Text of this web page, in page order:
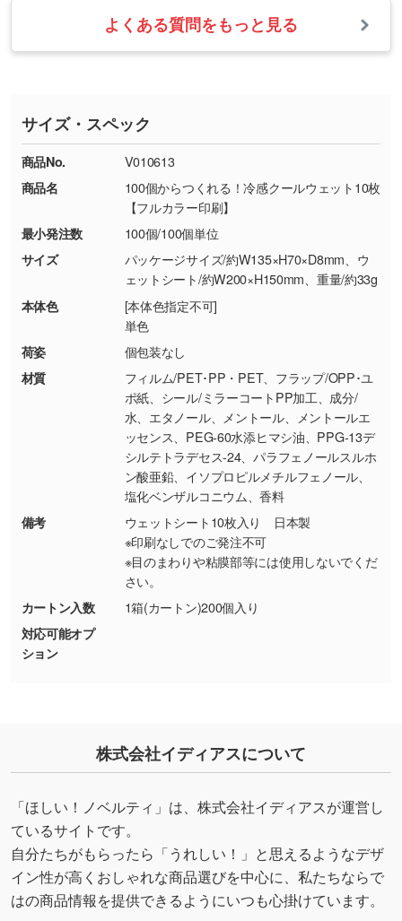
・1色印刷でグラデーションや濃淡を表現した
い
す。→詳しく見る
・コーポレートカラーを使って印刷したい／印
刷色にこだわりがある
DIC・PANTONEなどのカラーチップの指定や、
現物支給による色指定も承っております。→
しく見る
・背景がある画像からキャラクター部分だけを
使いたいです
シンプルな背景のデータや、使いたいキャラク
ター部分の輪郭がはっきりしているデータは切
り抜き処理が可能です。→詳しく見る
・持っているデータの背景が足りない／塗り足
しの作り方が分からない
印刷したいデータが印刷範囲よりも小さい場
合、シンプルな色・柄の背景であれば拡張が可
能です。→
詳しく見る
・デザインにQRコードを入れたい／QRコード
を生成してほしい
URLをご指定いただければ、QRコードを生成
いたします。配置のご相談にも応じています。
→
ない場合や仕上がりに影響しそうな場合は、ス
タッフから別の色をご案内することもございま
・お届け時に商品が損傷・故障している場合
・ご注文と異なる商品が届いた場合
・印刷不良があった場合
※詳しくは「商品の良品基準について
ください。
【返品・交換ができない場合】
・お客様の元で商品を加工された場合、または
商品が破損した場合
・商品到着後7日以上経過している場合
・お客様のご都合による返品・交換依頼(商
品・色・数量などの注文間違い等)
いたします。
お急ぎの場合はお電話でのご質問も受け付けて
TEL：0422-29-9911 営業時間10:00～
18:00(土日祝日除く)
お問い合わせフォームはこちら
よくある質問をもっと見る
サイズ・スペック
商品No.
V010613
商品名
100個からつくれる！冷感クールウェット10枚
【フルカラー印刷】
最小発注数
100個/100個単位
サイズ
パッケージサイズ/約W135×H70×D8mm、ウ
ェットシート/約W200×H150mm、重量/約33g
本体色
[本体色指定不可]
単色
荷姿
個包装なし
材質
フィルム/PET･PP・PET、フラップ/OPP･ユ
ポ紙、シール/ミラーコートPP加工、成分/
水、エタノール、メントール、メントールエ
ッセンス、PEG-60水添ヒマシ油、PPG-13デ
シルテトラデセス-24、パラフェノールスルホ
ン酸亜鉛、イソプロピルメチルフェノール、
塩化ベンザルコニウム、香料
備考
ウェットシート10枚入り 日本製
※印刷なしでのご発注不可
※目のまわりや粘膜部等には使用しないでくだ
さい。
カートン入数
1箱(カートン)200個入り
対応可能オプ
ション
株式会社イディアスについて
「ほしい！ノベルティ」は、株式会社イディアスが運営し
ているサイトです。
自分たちがもらったら「うれしい！」と思えるようなデザ
イン性が高くおしゃれな商品選びを中心に、私たちならで
はの商品情報を提供できるようにいつも心掛けています。